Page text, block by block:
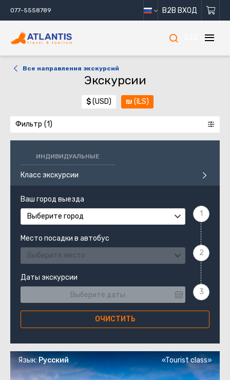
077-5558789 B2B ВХОД
Все направления экскурсий
Экскурсии
$(USD) ₪ (ILS)
Фильтр
ИНДИВИДУАЛЬНЫЕ
Класс экскурсии
Ваш город выезда
Выберите город
Место посадки в автобус
Выберите место
Даты экскурсии
ОЧИСТИТЬ
Язык:Русский «Tourist class»